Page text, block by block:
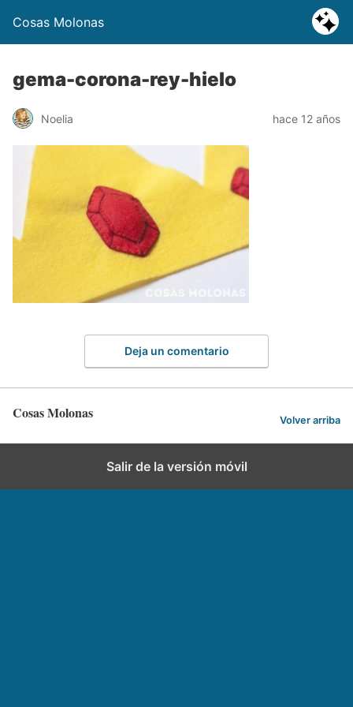
Cosas Molonas
gema-corona-rey-hielo
Noelia hace 12 años
Deja un comentario
Cosas Molonas Volver arriba
Salir de la versión móvil